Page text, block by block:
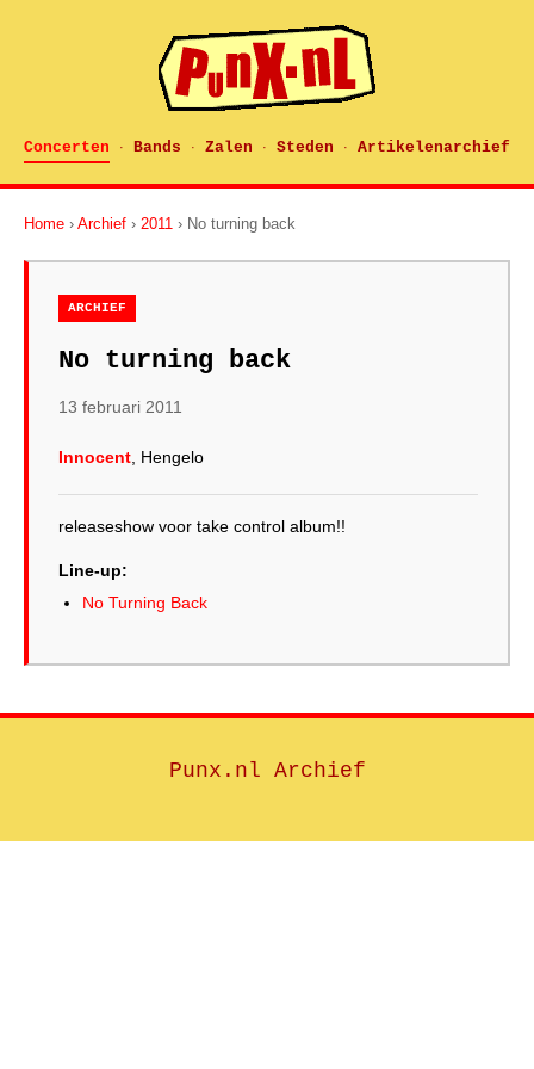
Concerten · Bands · Zalen · Steden · Artikelenarchief
Home › Archief › 2011 › No turning back
ARCHIEF
No turning back
13 februari 2011
Innocent , Hengelo
releaseshow voor take control album!!
Line-up:
No Turning Back
Punx.nl Archief